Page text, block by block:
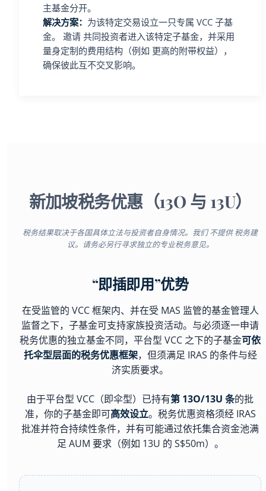
主基金分开。
解决方案： 为该特定交易设立一只专属 VCC 子基
金。 邀请 共同投资者进入该特定子基金，并采用
量身定制的费用结构（例如 更高的附带权益），
确保彼此互不交叉影响。
新加坡税务优惠（13O 与 13U）
税务结果取决于各国具体立法与投资者自身情况。我们 不提供 税务建
议。请务必另行寻求独立的专业税务意见。
“即插即用”优势
在受监管的 VCC 框架内、并在受 MAS 监管的基金管理人
监督之下，子基金可支持家族投资活动。与必须逐一申请
税务优惠的独立基金不同，平台型 VCC 之下的子基金可依
托伞型层面的税务优惠框架，但须满足 IRAS 的条件与经
济实质要求。
由于平台型 VCC（即伞型）已持有第 13O/13U 条的批
准，你的子基金即可高效设立。税务优惠资格须经 IRAS
批准并符合持续性条件，并有可能通过依托集合资金池满
足 AUM 要求（例如 13U 的 S$50m）。